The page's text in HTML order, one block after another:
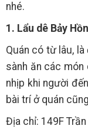
nhé.
1. Lẩu dê Bảy
Quán có từ lâu,
sành ăn các món
nhịp khi người
bài trí ở quán
Địa chỉ: 149F Trần